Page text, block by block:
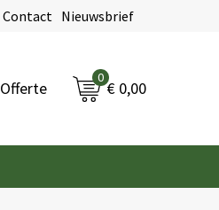
Contact Nieuwsbrief
Offerte
0
€ 0,00